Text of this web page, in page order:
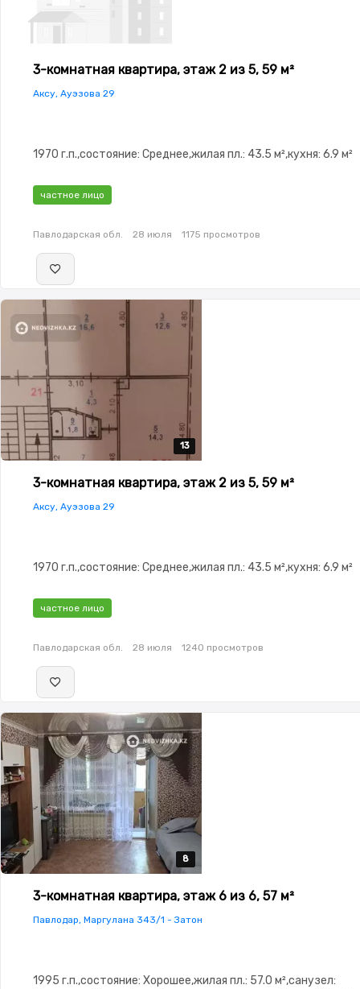
3-комнатная квартира, этаж 2 из 5, 59 м²
Аксу, Ауэзова 29
1970 г.п.,состояние: Среднее,жилая пл.: 43.5 м²,кухня: 6.9 м²
частное лицо
Павлодарская обл. 28 июля 1175 просмотров
13
13
13
13
13
3-комнатная квартира, этаж 2 из 5, 59 м²
Аксу, Ауэзова 29
1970 г.п.,состояние: Среднее,жилая пл.: 43.5 м²,кухня: 6.9 м²
частное лицо
Павлодарская обл. 28 июля 1240 просмотров
8
8
8
8
8
3-комнатная квартира, этаж 6 из 6, 57 м²
Павлодар, Маргулана 343/1 - Затон
1995 г.п.,состояние: Хорошее,жилая пл.: 57.0 м²,санузел: